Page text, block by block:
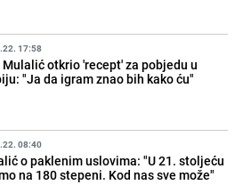
17:58
Mulalić otkrio 'recept' za pobjedu u
"Ja da igram znao bih kako ću"
08:40
o paklenim uslovima: "U 21. stoljeću
na 180 stepeni. Kod nas sve može"